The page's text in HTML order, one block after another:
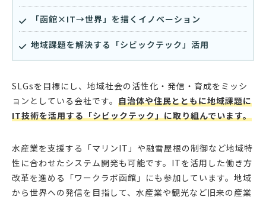
「函館×IT→世界」を描くイノベーション
地域課題を解決する「シビックテック」活用
SLGsを目標にし、地域社会の活性化・発信・育成をミッシ
ョンとしている会社です。 自治体や住民とともに地域課題に
IT技術を活用する「シビックテック」に取り組んでいます。
水産業を支援する「マリンIT」や融雪屋根の制御など地域特
性に合わせたシステム開発も可能です。ITを活用した働き方
改革を進める「ワークラボ函館」にも参加しています。地域
から世界への発信を目指して、水産業や観光など旧来の産業